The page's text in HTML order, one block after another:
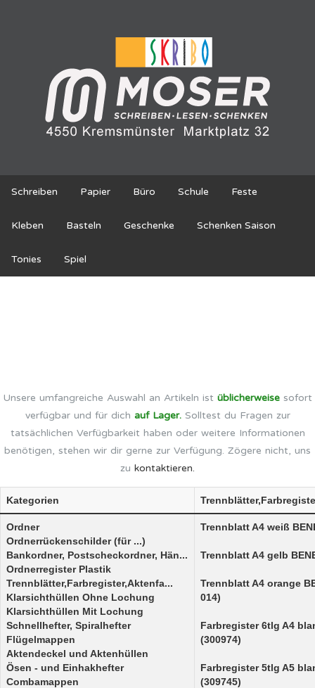
Schreiben Papier Büro Schule Feste
Kleben Basteln Geschenke Schenken Saison
Tonies Spiel
Unsere umfangreiche Auswahl an Artikeln ist üblicherweise sofort
verfügbar und für dich auf Lager.Solltest du Fragen zur
tatsächlichen Verfügbarkeit haben oder weitere Informationen
benötigen, stehen wir dir gerne zur Verfügung. Zögere nicht, uns
zu kontaktieren.
Kategorien
Ordner
Ordnerrückenschilder (für ...)
Bankordner, Postscheckordner, Hän...
Ordnerregister Plastik
Trennblätter,Farbregister,Aktenfa...
Klarsichthüllen Ohne Lochung
Klarsichthüllen Mit Lochung
Schnellhefter, Spiralhefter
Flügelmappen
Aktendeckel und Aktenhüllen
Ösen - und Einhakhefter
Combamappen
Trennblatt A4 weiß
Trennblatt A4 gelb
Trennblatt A4 orange
014)
Farbregister 6tlg A4
(300974)
Farbregister 5tlg A5
(309745)